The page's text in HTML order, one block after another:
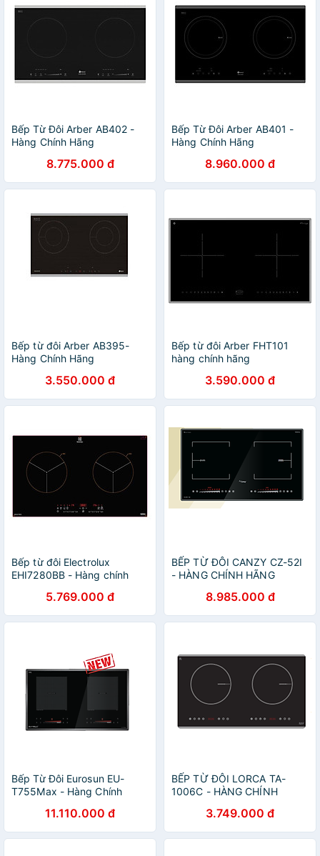
Bếp Từ Đôi Arber AB402 -
Hàng Chính Hãng
8.775.000 đ
Bếp Từ Đôi Arber AB401 -
Hàng Chính Hãng
8.960.000 đ
Bếp từ đôi Arber AB395-
Hàng Chính Hãng
3.550.000 đ
Bếp từ đôi Arber FHT101
hàng chính hãng
3.590.000 đ
Bếp từ đôi Electrolux
EHI7280BB - Hàng chính
5.769.000 đ
BẾP TỪ ĐÔI CANZY CZ-52I
- HÀNG CHÍNH HÃNG
8.985.000 đ
Bếp Từ Đôi Eurosun EU-
T755Max - Hàng Chính
11.110.000 đ
BẾP TỪ ĐÔI LORCA TA-
1006C - HÀNG CHÍNH
3.749.000 đ